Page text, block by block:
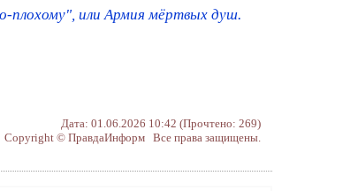
плохому", или Армия мёртвых душ.
Дата: 01.06.2026 10:42 (Прочтено: 269)
Copyright © ПравдаИнформ Все права защищены.